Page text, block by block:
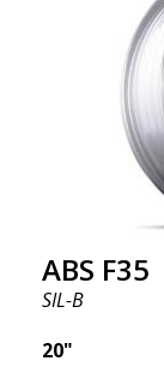
ABS F35
SIL-B
20"